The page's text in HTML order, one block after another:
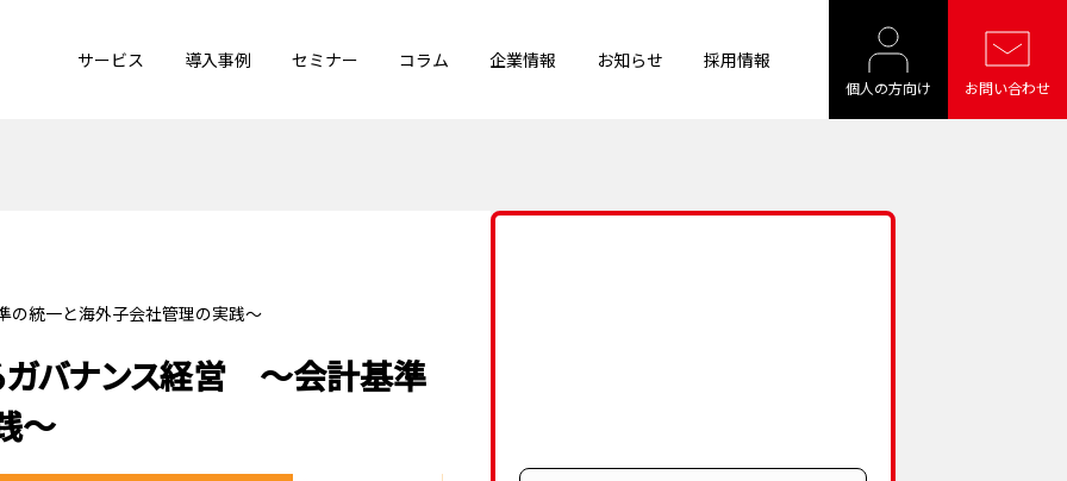
個人の方向け お問い合わせ
サービス 導入事例 セミナー コラム 企業情報 お知らせ 採用情報
統一と海外子会社管理の実践〜
ガバナンス経営 〜会計基準
〜